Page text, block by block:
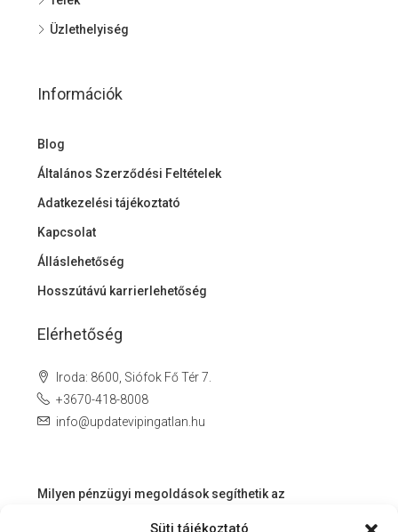
Süti tájékoztató
Üzlethelyiség
Információk
Blog
Általános Szerződési Feltételek
Adatkezelési tájékoztató
Kapcsolat
Álláslehetőség
Hosszútávú karrierlehetőség
Elérhetőség
Iroda: 8600, Siófok Fő Tér 7.
+3670-418-8008
info@updatevipingatlan.hu
Milyen pénzügyi megoldások segíthetik az